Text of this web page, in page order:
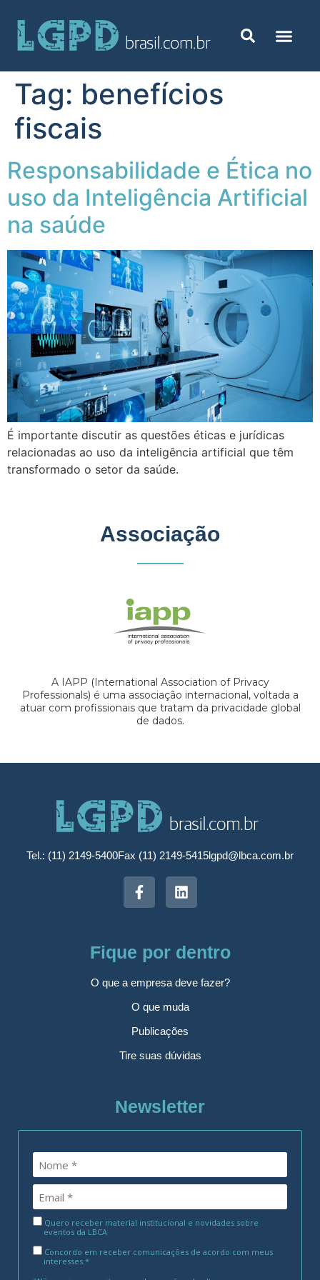
Tag: benefícios
fiscais
Responsabilidade e Ética no
uso da Inteligência Artificial
na saúde
É importante discutir as questões éticas e jurídicas
relacionadas ao uso da inteligência artificial que têm
transformado o setor da saúde.
Associação
A IAPP (International Association of Privacy
Professionals) é uma associação internacional, voltada a
atuar com profissionais que tratam da privacidade global
de dados.
Tel.: (11) 2149-5400Fax (11) 2149-5415lgpd@lbca.com.br
Fique por dentro
O que a empresa deve fazer?
O que muda
Publicações
Tire suas dúvidas
Newsletter
Quero receber material institucional e novidades sobre
eventos da LBCA
Concordo em receber comunicações de acordo com meus
interesses.*